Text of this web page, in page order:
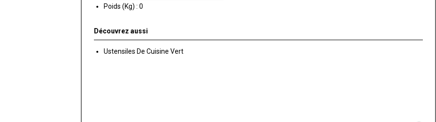
Poids (Kg) : 0
Découvrez aussi
Ustensiles De Cuisine Vert